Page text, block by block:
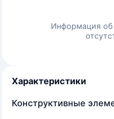
Информация об
Характеристики
Конструктивные